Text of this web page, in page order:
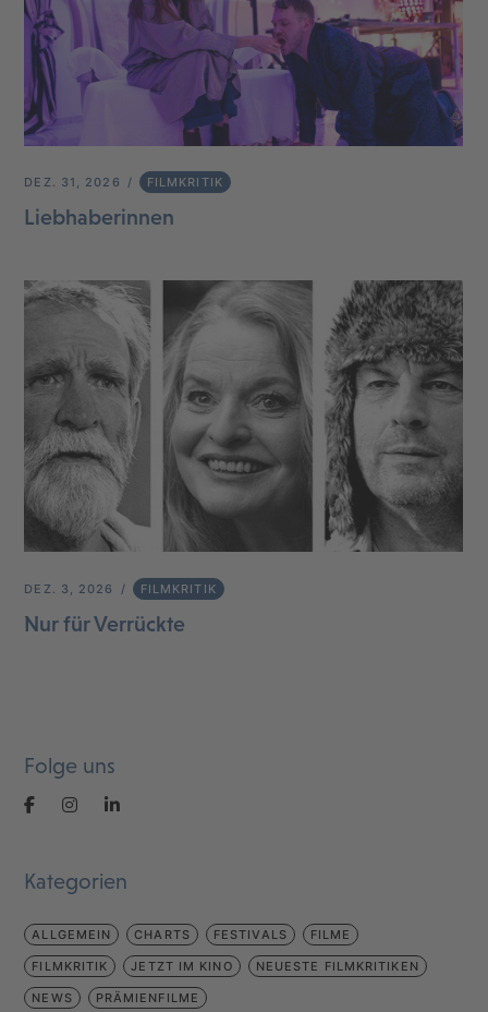
DEZ. 31, 2026 FILMKRITIK
Liebhaberinnen
DEZ. 3, 2026 FILMKRITIK
Nur für Verrückte
Folge uns
Kategorien
ALLGEMEIN CHARTS FESTIVALS FILME
FILMKRITIK JETZT IM KINO NEUESTE FILMKRITIKEN
NEWS PRÄMIENFILME